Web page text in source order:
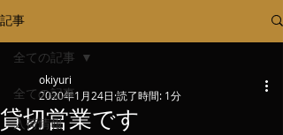
記事
全ての記事
入荷情報
全ての記事
貸切営業です
okiyuri
2020年1月24日 読了時間: 1分